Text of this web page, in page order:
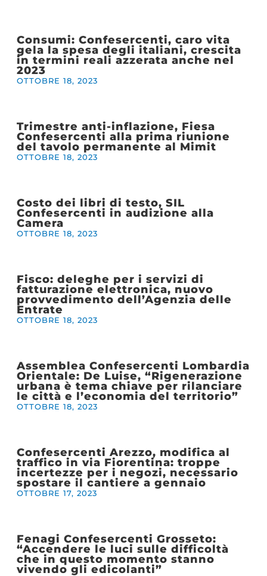
Consumi: Confesercenti, caro vita
gela la spesa degli italiani, crescita
in termini reali azzerata anche nel
2023
OTTOBRE 18, 2023
Trimestre anti-inflazione, Fiesa
Confesercenti alla prima riunione
del tavolo permanente al Mimit
OTTOBRE 18, 2023
Costo dei libri di testo, SIL
Confesercenti in audizione alla
Camera
OTTOBRE 18, 2023
Fisco: deleghe per i servizi di
fatturazione elettronica, nuovo
provvedimento dell’Agenzia delle
Entrate
OTTOBRE 18, 2023
Assemblea Confesercenti Lombardia
Orientale: De Luise, “Rigenerazione
urbana è tema chiave per rilanciare
le città e l’economia del territorio”
OTTOBRE 18, 2023
Confesercenti Arezzo, modifica al
traffico in via Fiorentina: troppe
incertezze per i negozi, necessario
spostare il cantiere a gennaio
OTTOBRE 17, 2023
Fenagi Confesercenti Grosseto:
“Accendere le luci sulle difficoltà
che in questo momento stanno
vivendo gli edicolanti”